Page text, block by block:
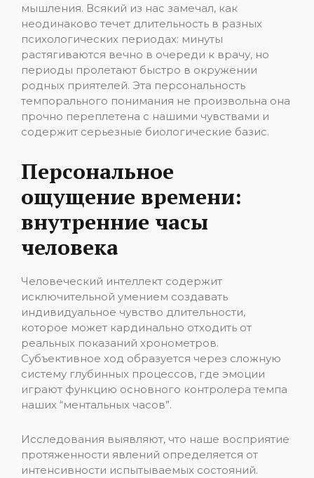
мышления. Всякий из нас замечал, как
неодинаково течет длительность в разных
психологических периодах: минуты
растягиваются вечно в очереди к врачу, но
периоды пролетают быстро в окружении
родных приятелей. Эта персональность
темпорального понимания не произвольна она
прочно переплетена с нашими чувствами и
содержит серьезные биологические базис.
Персональное
ощущение времени:
внутренние часы
человека
Человеческий интеллект содержит
исключительной умением создавать
индивидуальное чувство длительности,
которое может кардинально отходить от
реальных показаний хронометров.
Субъективное ход образуется через сложную
систему глубинных процессов, где эмоции
играют функцию основного контролера темпа
наших “ментальных часов”.
Исследования выявляют, что наше восприятие
протяженности явлений определяется от
интенсивности испытываемых состояний.